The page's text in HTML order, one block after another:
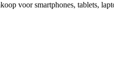
voor smartphones, tablets,